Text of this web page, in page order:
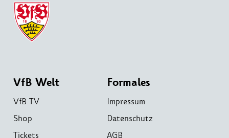
VfB Welt
VfB TV
Shop
Tickets
Formales
Impressum
Datenschutz
AGB